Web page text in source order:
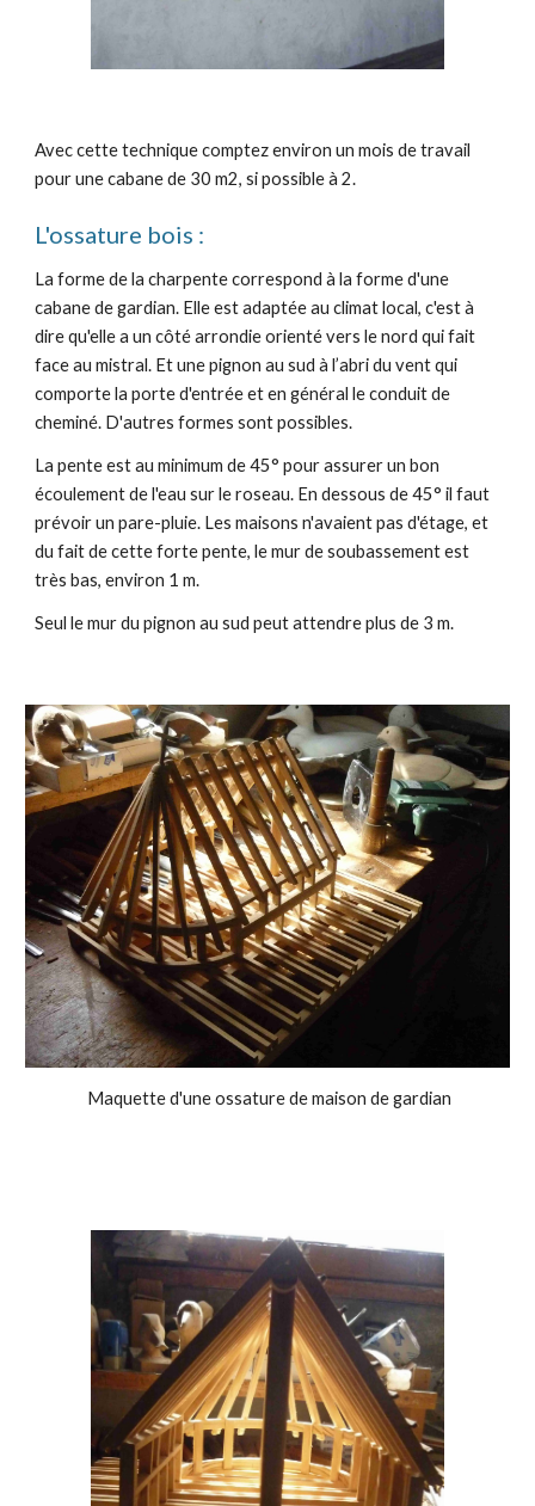
Avec cette technique comptez environ un mois de travail
pour une cabane de 30 m2, si possible à 2.
L'ossature bois :
La forme de la charpente correspond à la forme d'une
cabane de gardian. Elle est adaptée au climat local, c'est à
dire qu'elle a un côté arrondie orienté vers le nord qui fait
face au mistral. Et une pignon au sud à l’abri du vent qui
comporte la porte d'entrée et en général le conduit de
cheminé. D'autres formes sont possibles.
La pente est au minimum de 45° pour assurer un bon
écoulement de l'eau sur le roseau. En dessous de 45° il faut
prévoir un pare-pluie. Les maisons n'avaient pas d'étage, et
du fait de cette forte pente, le mur de soubassement est
très bas, environ 1 m.
Seul le mur du pignon au sud peut attendre plus de 3 m.
Maquette d'une ossature de maison de gardian